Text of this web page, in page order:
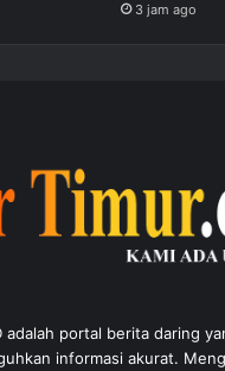
3 jam ago
adalah portal berita daring
informasi akurat.